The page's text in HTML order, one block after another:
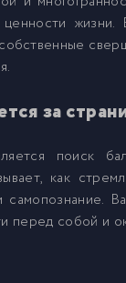
жизни.
за
поиск
как
перед собой и